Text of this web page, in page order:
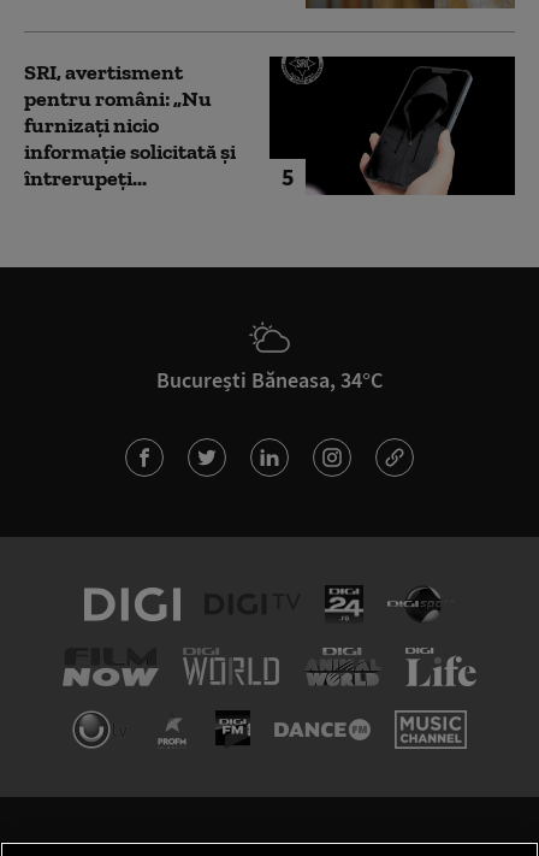
5
SRI, avertisment
pentru români: „Nu
furnizați nicio
informație solicitată și
întrerupeți...
București Băneasa, 34°C